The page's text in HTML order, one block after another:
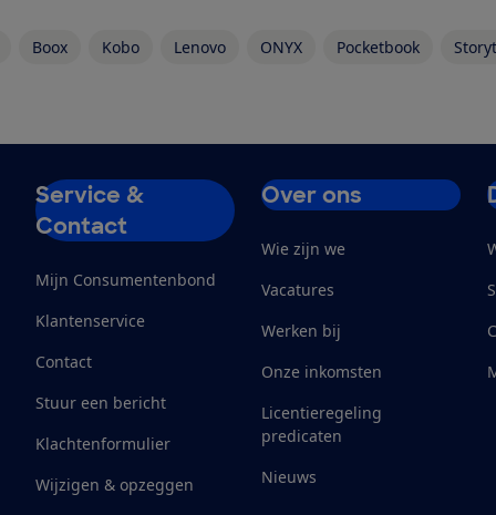
Boox Kobo Lenovo ONYX Pocketbook
Service &
Contact
Mijn Consumentenbond
Klantenservice
Contact
Stuur een bericht
Klachtenformulier
Wijzigen & opzeggen
Over ons
Wie zijn we
Vacatures
Werken bij
Onze inkomsten
Licentieregeling
predicaten
Nieuws